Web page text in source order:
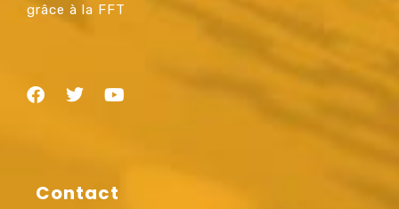
grâce à la FFT
Contact